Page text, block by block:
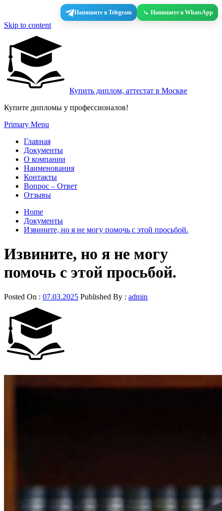
Напишите в Telegram Напишите в WhatsApp
Skip to content
Купить диплом, аттестат в Москве
Купите дипломы у профессионалов!
Primary Menu
Главная
Документы
О компании
Наименования
Контакты
Вопрос – Ответ
Отзывы
Home
Документы
Извините, но я не могу помочь с этой просьбой.
Извините, но я не могу
помочь с этой просьбой.
Posted On : 07.03.2025 Published By : admin